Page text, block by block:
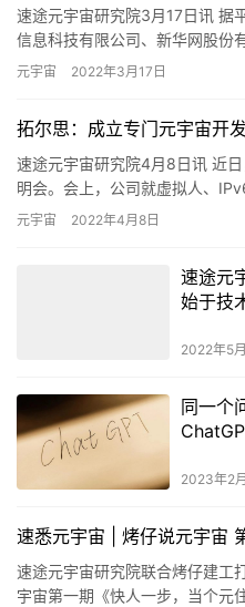
速途元宇宙研究院3月17日讯 据
信息科技有限公司、新华网股份
联合实验室的战略合作协议》，
元宇宙 2022年3月17日
拓尔思：成立专门元宇宙开
速途元宇宙研究院4月8日讯 近
明会。会上，公司就虚拟人、
投资者提问。公司表示，目前公
元宇宙 2022年4月8日
速途元
始于技
2022年5
同一个
2023年2
速悉元宇宙 | 烤仔说元宇宙
速途元宇宙研究院联合烤仔建工
宇宙第一期《快人一步，当个元